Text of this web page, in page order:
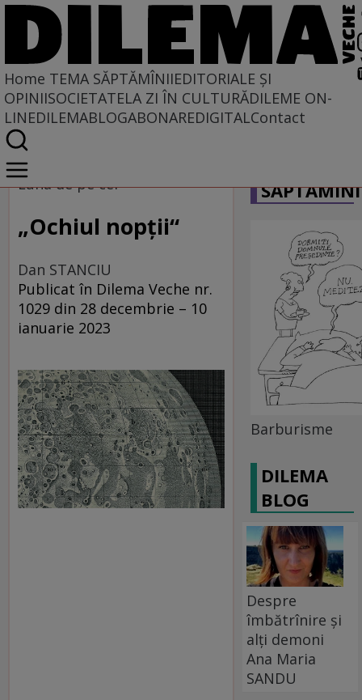
Home TEMA SĂPTĂMÎNIIEDITORIALE ȘI
OPINIISOCIETATELA ZI ÎN CULTURĂDILEME ON-
LINEDILEMABLOGABONAREDIGITALContact
Home
Tema săptămînii
Luna de pe cer
„Ochiul nopții“
Dan STANCIU
Publicat în Dilema Veche nr.
1029 din 28 decembrie – 10
ianuarie 2023
Barburisme
DILEMA
BLOG
Despre
îmbătrînire și
alți demoni
Ana Maria
SANDU